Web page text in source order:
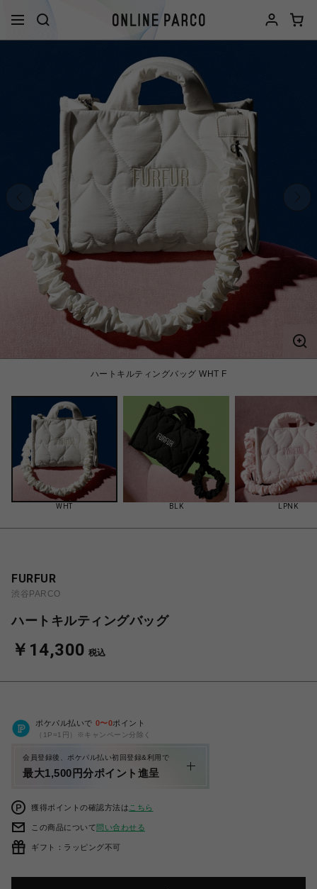
ハートキルティングバッグ WHT F
WHT BLK LPNK
FURFUR
渋谷PARCO
ハートキルティングバッグ
￥14,300 税込
ポケパル払いで 0〜0ポイント
（1P=1円）※キャンペーン分除く
会員登録後、ポケパル払い初回登録&利用で
最大1,500円分ポイント進呈
獲得ポイントの確認方法は こちら
この商品について問い合わせる
ギフト：ラッピング不可